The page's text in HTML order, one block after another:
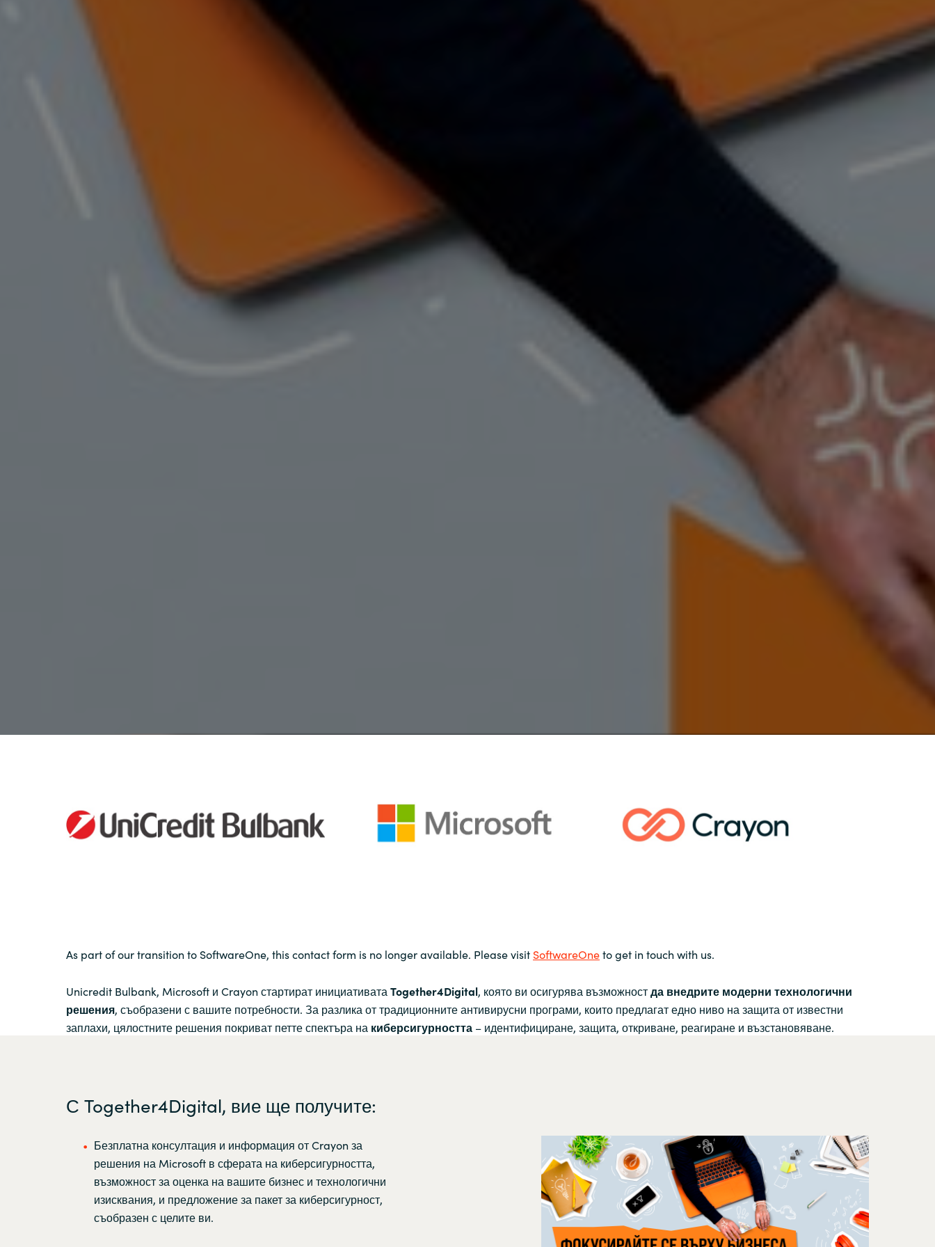
As part of our transition to SoftwareOne, this contact form is no longer available. Please visit SoftwareOneto get in touch with us.
Unicredit Bulbank, Microsoft и Crayon стартират инициативата Together4Digital, която ви осигурява възможностда внедрите модерни технологични
решения, съобразени с вашите потребности. За разлика от традиционните антивирусни програми, които предлагат едно ниво на защита от известни
заплахи, цялостните решения покриват петте спектъра на киберсигурността – идентифициране, защита, откриване, реагиране и възстановяване.
С Together4Digital, вие ще получите:
Безплатна консултация и информация от Crayon за
решения на Microsoft в сферата на киберсигурността,
възможност за оценка на вашите бизнес и технологични
изисквания, и предложение за пакет за киберсигурност,
съобразен с целите ви.